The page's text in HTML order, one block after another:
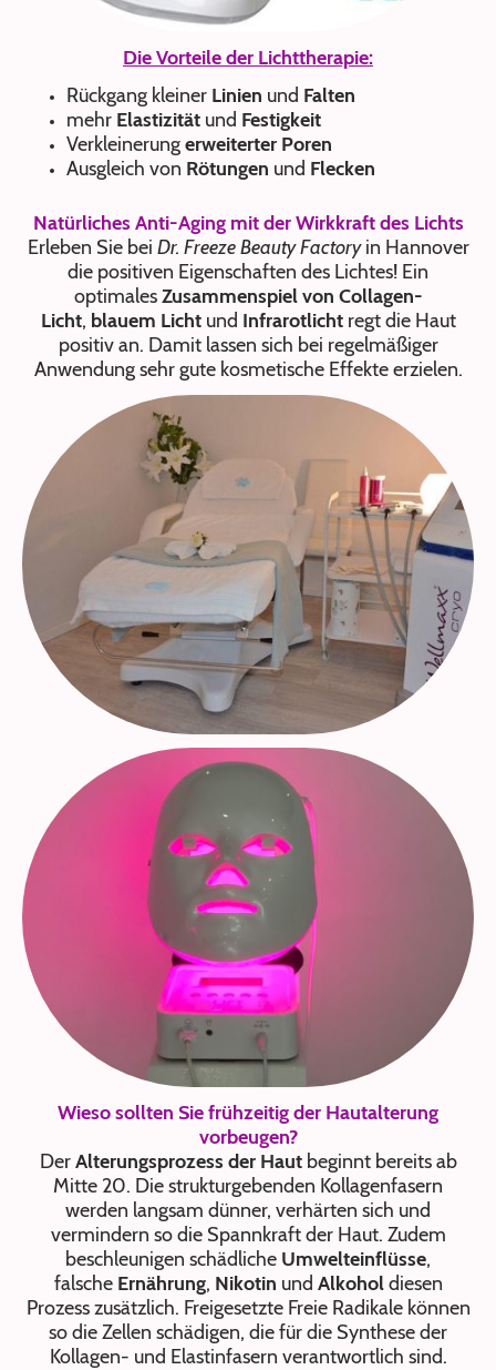
Die Vorteile der Lichttherapie:
Rückgang kleiner Linien und Falten
mehr Elastizität und Festigkeit
Verkleinerungerweiterter Poren
Ausgleich von Rötungen und Flecken
Natürliches Anti-Aging mit der Wirkkraft des Lichts
Erleben Sie bei Dr. Freeze Beauty Factoryin Hannover
die positiven Eigenschaften des Lichtes! Ein
optimalesZusammenspiel von Collagen-
Licht, blauem Lichtund Infrarotlicht regt die Haut
positiv an. Damit lassen sich bei regelmäßiger
Anwendung sehr gute kosmetische Effekte erzielen.
Wieso sollten Sie frühzeitig der Hautalterung
vorbeugen?
DerAlterungsprozess der Hautbeginnt bereits ab
Mitte 20. Die strukturgebenden Kollagenfasern
werden langsam dünner, verhärten sich und
vermindern so die Spannkraft der Haut. Zudem
beschleunigen schädliche Umwelteinflüsse,
falsche Ernährung, Nikotin und Alkoholdiesen
Prozess zusätzlich. Freigesetzte Freie Radikale können
so die Zellen schädigen, die für die Synthese der
Kollagen- und Elastinfasern verantwortlich sind.